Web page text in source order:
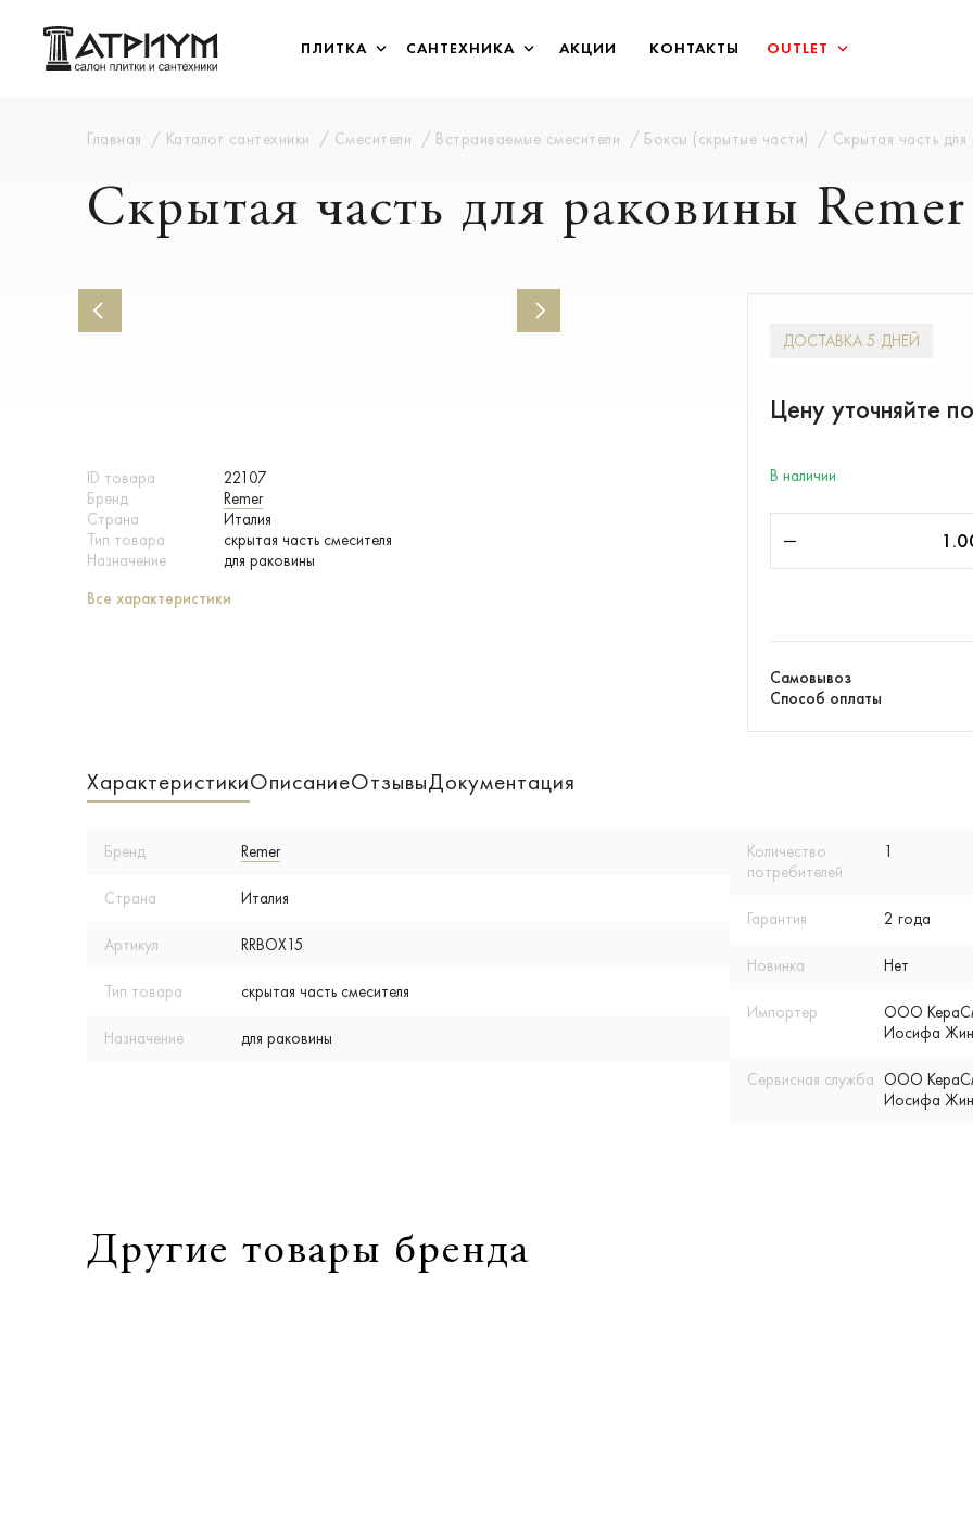
ПЛИТКА САНТЕХНИКА АКЦИИ КОНТАКТЫ OUTLET
Главная Каталог сантехники Смесители Встраиваемые смесители Боксы (скрытые части) Скрытая часть для
Скрытая часть для раковины
ID товара
22107
Бренд
Remer
Страна
Италия
Тип товара
скрытая часть смесителя
Назначение
для раковины
Все характеристики
ДОСТАВКА 5 ДНЕЙ
Цену уточняйте
В наличии
Самовывоз
Способ оплаты
ХарактеристикиОписаниеОтзывыДокументация
Бренд Remer
Страна Италия
Артикул RRBOX15
Тип товара скрытая часть смесителя
Назначение для раковины
Количество
потребителей
1
Гарантия 2 года
Новинка Нет
Импортер
ООО
Иосифа
Сервисная служба ООО
Иосифа
Другие товары бренда